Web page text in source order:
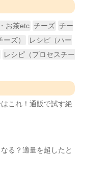
お茶etc チーズ チー
ズ）
レシピ（ハー
レシピ（プロセスチー
これ！通販で試す絶
る？適量を超したと